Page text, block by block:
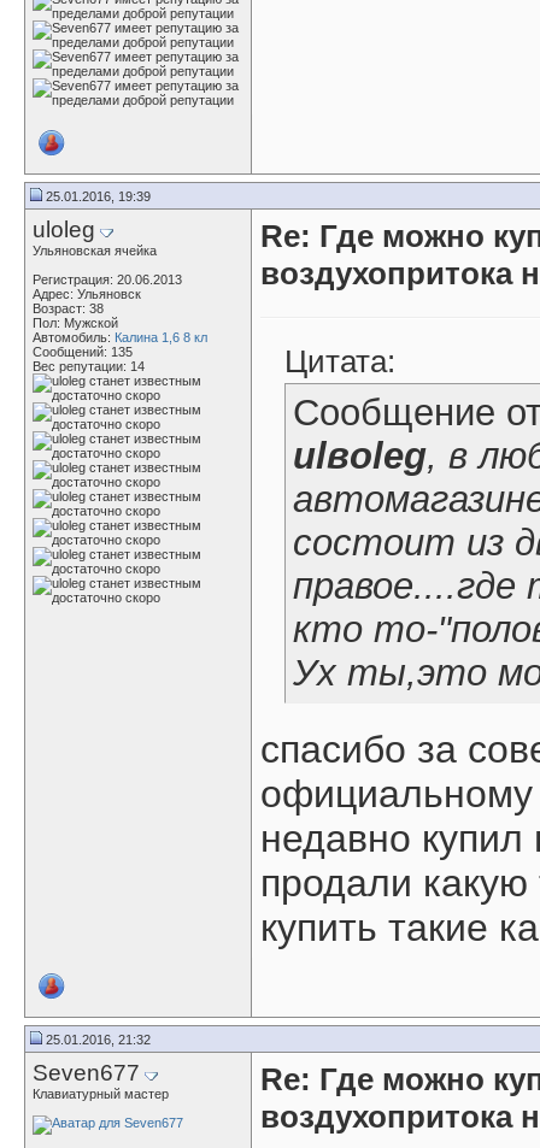
25.01.2016, 19:39
uloleg
Ульяновская ячейка
Регистрация: 20.06.2013
Адрес: Ульяновск
Возраст: 38
Пол: Мужской
Автомобиль: Калина 1,6 8 кл
Сообщений: 135
Вес репутации: 14
Re: Где можно
воздухопритока
Цитата:
Сообщение
ulвoleg, в
состоит из
кто то-
Ух ты,это
спасибо за
официальному
недавно купил
продали какую
купить такие
25.01.2016, 21:32
Seven677
Клавиатурный мастер
Re: Где можно
воздухопритока